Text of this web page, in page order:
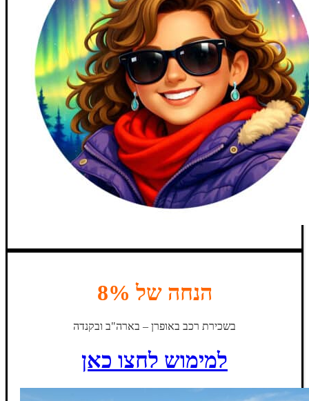
הנחה של 8%
בשכירת רכב באופרן – בארה"ב ובקנדה
למימוש לחצו כאן